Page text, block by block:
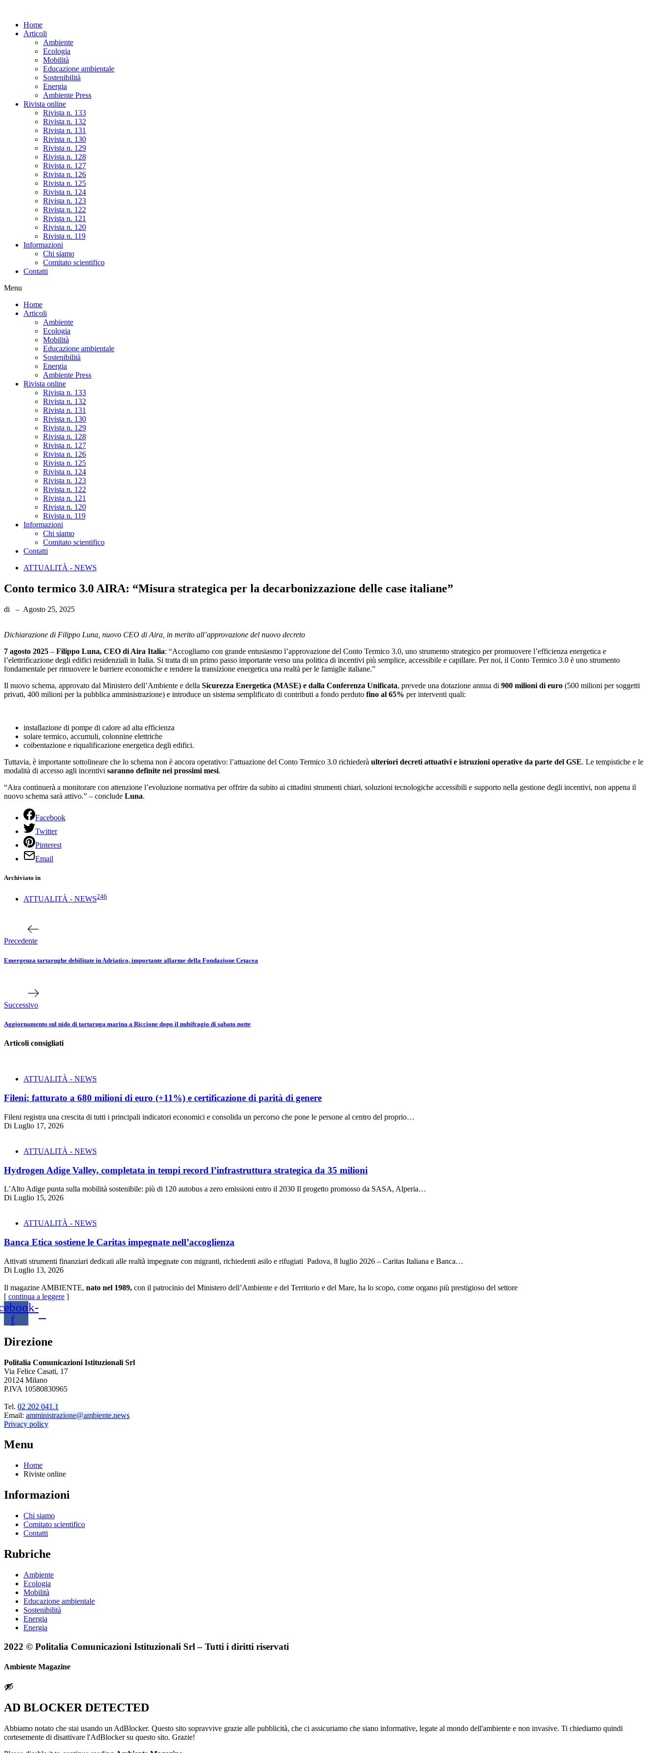
content
Home
Articoli
Ambiente
Ecologia
Mobilità
Educazione ambientale
Sostenibilità
Energia
Ambiente Press
Rivista online
Rivista n. 133
Rivista n. 132
Rivista n. 131
Rivista n. 130
Rivista n. 129
Rivista n. 128
Rivista n. 127
Rivista n. 126
Rivista n. 125
Rivista n. 124
Rivista n. 123
Rivista n. 122
Rivista n. 121
Rivista n. 120
Rivista n. 119
Informazioni
Chi siamo
Comitato scientifico
Contatti
Menu
Home
Articoli
Ambiente
Ecologia
Mobilità
Educazione ambientale
Sostenibilità
Energia
Ambiente Press
Rivista online
Rivista n. 133
Rivista n. 132
Rivista n. 131
Rivista n. 130
Rivista n. 129
Rivista n. 128
Rivista n. 127
Rivista n. 126
Rivista n. 125
Rivista n. 124
Rivista n. 123
Rivista n. 122
Rivista n. 121
Rivista n. 120
Rivista n. 119
Informazioni
Chi siamo
Comitato scientifico
Contatti
ATTUALITÀ - NEWS
Conto termico 3.0 AIRA: “Misura strategica per la decarbonizzazione delle case italiane”
di – Agosto 25, 2025
Dichiarazione di Filippo Luna, nuovo CEO di Aira, in merito all’approvazione del nuovo decreto
7 agosto 2025 – Filippo Luna, CEO di Aira Italia: “Accogliamo con grande entusiasmo l’approvazione del Conto Termico 3.0, uno strumento strategico per promuovere l’efficienza energetica e
l’elettrificazione degli edifici residenziali in Italia. Si tratta di un primo passo importante verso una politica di incentivi più semplice, accessibile e capillare. Per noi, il Conto Termico 3.0 è uno strumento
fondamentale per rimuovere le barriere economiche e rendere la transizione energetica una realtà per le famiglie italiane.”
Il nuovo schema, approvato dal Ministero dell’Ambiente e della Sicurezza Energetica (MASE) e dalla Conferenza Unificata, prevede una dotazione annua di 900 milioni di euro (500 milioni per soggetti
privati, 400 milioni per la pubblica amministrazione) e introduce un sistema semplificato di contributi a fondo perduto fino al 65% per interventi quali:
installazione di pompe di calore ad alta efficienza
solare termico, accumuli, colonnine elettriche
coibentazione e riqualificazione energetica degli edifici.
Tuttavia, è importante sottolineare che lo schema non è ancora operativo: l’attuazione del Conto Termico 3.0 richiederà ulteriori decreti attuativi e istruzioni operative da parte del GSE. Le tempistiche e le
modalità di accesso agli incentivi saranno definite nei prossimi mesi.
“Aira continuerà a monitorare con attenzione l’evoluzione normativa per offrire da subito ai cittadini strumenti chiari, soluzioni tecnologiche accessibili e supporto nella gestione degli incentivi, non appena il
nuovo schema sarà attivo.” – conclude Luna.
Facebook
Twitter
Pinterest
Email
Archiviato in
ATTUALITÀ - NEWS246
articoli
Precedente
Emergenza tartarughe debilitate in Adriatico, importante allarme della Fondazione Cetacea
Successivo
Aggiornamento sul nido di tartaruga marina a Riccione dopo il nubifragio di sabato notte
Articoli consigliati
ATTUALITÀ - NEWS
Fileni: fatturato a 680 milioni di euro (+11%) e certificazione di parità di genere
Fileni registra una crescita di tutti i principali indicatori economici e consolida un percorso che pone le persone al centro del proprio…
Di Luglio 17, 2026
ATTUALITÀ - NEWS
Hydrogen Adige Valley, completata in tempi record l’infrastruttura strategica da 35 milioni
L’Alto Adige punta sulla mobilità sostenibile: più di 120 autobus a zero emissioni entro il 2030 Il progetto promosso da SASA, Alperia…
Di Luglio 15, 2026
ATTUALITÀ - NEWS
Banca Etica sostiene le Caritas impegnate nell’accoglienza
Attivati strumenti finanziari dedicati alle realtà impegnate con migranti, richiedenti asilo e rifugiati Padova, 8 luglio 2026 – Caritas Italiana e Banca…
Di Luglio 13, 2026
Il magazine AMBIENTE, nato nel 1989, con il patrocinio del Ministero dell’Ambiente e del Territorio e del Mare, ha lo scopo, come organo più prestigioso del settore
[ continua a leggere ]
f
Direzione
Politalia Comunicazioni Istituzionali Srl
Via Felice Casati, 17
20124 Milano
P.IVA 10580830965
Tel. 02 202 041.1
Email: amministrazione@ambiente.news
Privacy policy
Menu
Home
Riviste online
Informazioni
Chi siamo
Comitato scientifico
Contatti
Rubriche
Ambiente
Ecologia
Mobilità
Educazione ambientale
Sostenibilità
Energia
Energia
2022 © Politalia Comunicazioni Istituzionali Srl – Tutti i diritti riservati
Ambiente Magazine
AD BLOCKER DETECTED
Abbiamo notato che stai usando un AdBlocker. Questo sito sopravvive grazie alle pubblicità, che ci assicuriamo che siano informative, legate al mondo dell'ambiente e non invasive. Ti chiediamo quindi
cortesemente di disattivare l'AdBlocker su questo sito. Grazie!